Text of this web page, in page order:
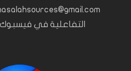
التفاعلية في